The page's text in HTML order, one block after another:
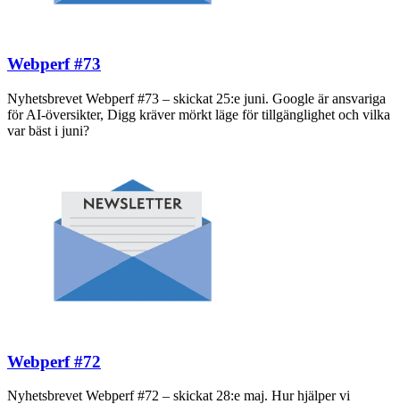
Webperf #73
Nyhetsbrevet Webperf #73 – skickat 25:e juni. Google är ansvariga
för AI-översikter, Digg kräver mörkt läge för tillgänglighet och vilka
var bäst i juni?
Webperf #72
Nyhetsbrevet Webperf #72 – skickat 28:e maj. Hur hjälper vi